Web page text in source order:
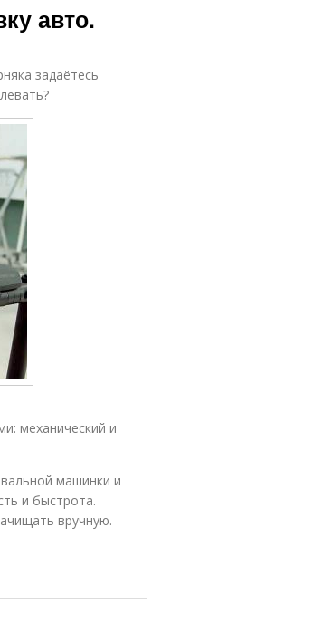
авто.
задаётесь
механический и
машинки и
и быстрота.
вручную.